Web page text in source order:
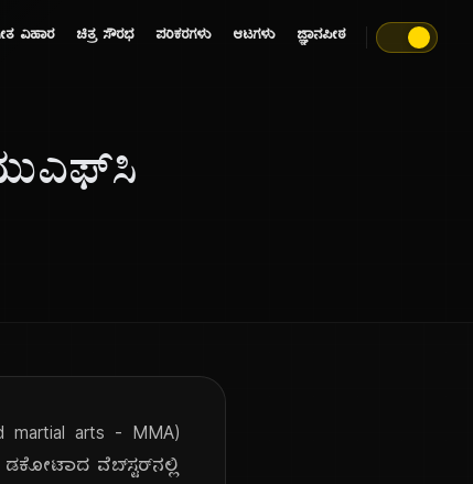
ವಿಹಾರ ಚಿತ್ರ ಸೌರಭ ಪರಿಕರಗಳು ಆಟಗಳು ಜ್ಞಾನಪೀಠ
martial arts - MMA)
ಡಕೋಟಾದ ವೆಬ್‌ಸ್ಟರ್‌ನಲ್ಲಿ